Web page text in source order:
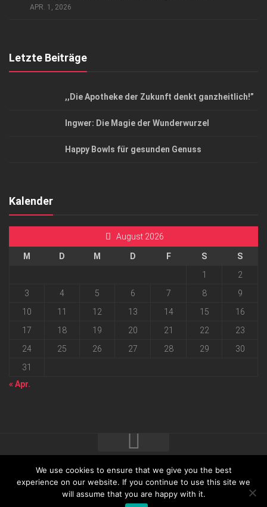
Top Magazin Dresden / Ostsachsen
APR. 1, 2026
Letzte Beiträge
,,Die Apotheke der Zukunft denkt ganzheitlich!”
Ingwer: Die Magie der Wunderwurzel
Happy Bowls für gesunden Genuss
Kalender
August 2026
M D M D F S
S
1
2
3
4 5 6 7 8
9
10
11 12 13 14 15
16
17
18 19 20 21 22
23
24
25 26 27 28 29
30
31
« Apr.
2026 progressmedia Verlag & Werbeagentur GmbH • Bautzner
Landstraße 62 • 01324 Dresden
We use cookies to ensure that we give you the best
experience on our website. If you continue to use this site we
will assume that you are happy with it.